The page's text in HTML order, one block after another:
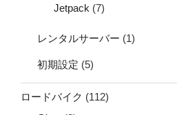
Jetpack (7)
レンタルサーバー (1)
初期設定 (5)
ロードバイク (112)